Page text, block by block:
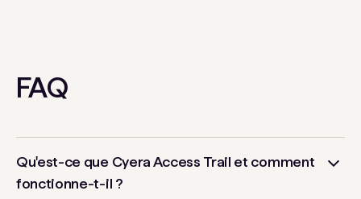
FAQ
Qu'est-ce que Cyera Access Trail et comment
fonctionne-t-il ?